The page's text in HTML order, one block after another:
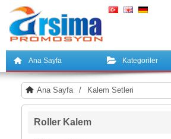
Ana Sayfa Kategoriler
Ana Sayfa / Kalem Setleri
Roller Kalem